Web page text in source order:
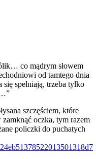
co mądrym słowem
od tamtego dnia
się spełniają, trzeba tylko
szczęściem, które
zamknąć oczka, tym razem
policzki do puchatych